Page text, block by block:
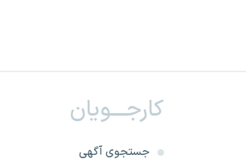
دانشگاه علمی کاربردی
پتروشیمی صدف خلیج‌فارس
کارجـــویان
جستجوی آگهی